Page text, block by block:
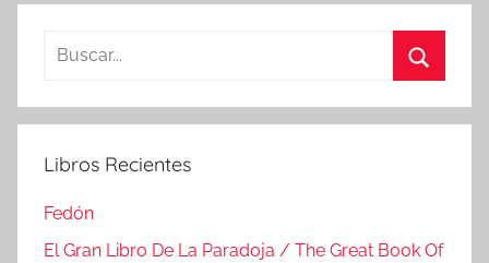
Buscar:
Libros Recientes
Fedón
El Gran Libro De La Paradoja / The Great Book Of